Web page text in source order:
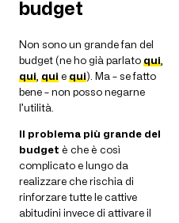
budget
Non sono un grande fan del
budget (ne ho già parlatoqui
qui qui equi). Ma – se fatto
bene – non posso negarne
l’utilità.
Il problema più grande del
budget è che è così
complicato e lungo da
realizzare che rischia di
rinforzare tutte le cattive
abitudini invece di attivare il